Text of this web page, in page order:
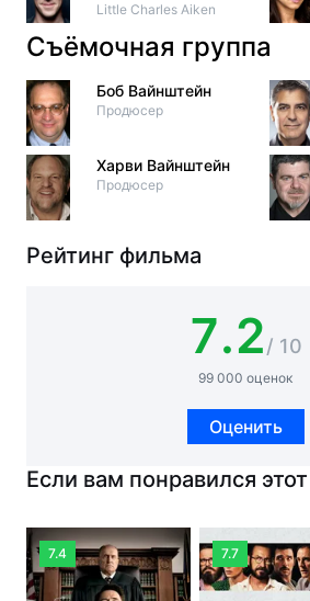
Little Charles Aiken
Съёмочная группа
Боб Вайнштейн
Продюсер
Харви Вайнштейн
Продюсер
Рейтинг фильма
7.2/ 10
99 000 оценок
Оценить
Если вам понравился
7.4 7.7